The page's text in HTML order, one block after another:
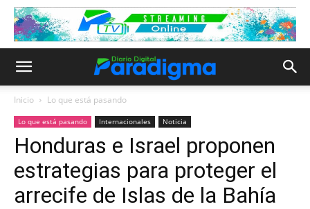
Inicio Lo que está pasando
Lo que está pasando Internacionales Noticia
Honduras e Israel proponen
estrategias para proteger el
arrecife de Islas de la Bahía